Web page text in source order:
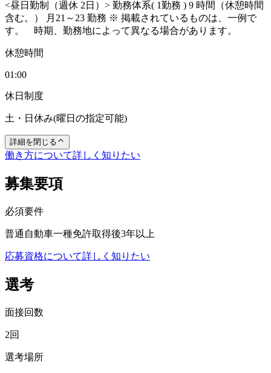
<昼日勤制（週休 2日）> 勤務体系( 1勤務 ) 9 時間（休憩時間
含む。） 月21～23 勤務 ※ 掲載されているものは、一例で
す。 時期、勤務地によって異なる場合があります。
休憩時間
01:00
休日制度
土・日休み(曜日の指定可能)
詳細を閉じる
働き方について詳しく知りたい
募集要項
必須要件
普通自動車一種免許取得後3年以上
応募資格について詳しく知りたい
選考
面接回数
2回
選考場所